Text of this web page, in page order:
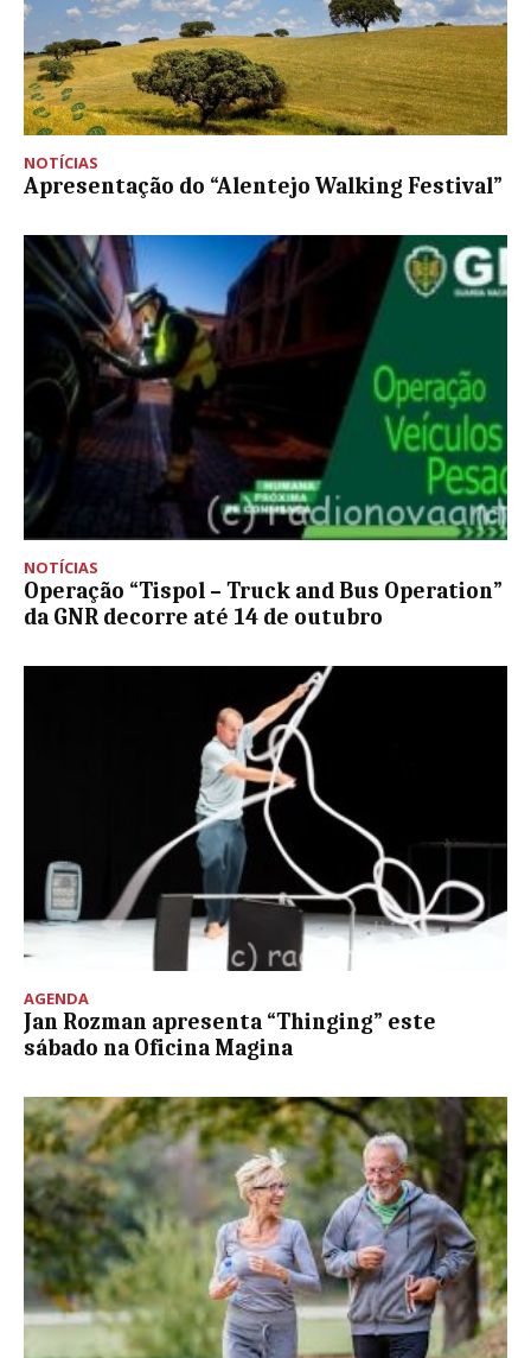
NOTÍCIAS
Apresentação do “Alentejo Walking Festival”
NOTÍCIAS
Operação “Tispol – Truck and Bus Operation”
da GNR decorre até 14 de outubro
AGENDA
Jan Rozman apresenta “Thinging” este
sábado na Oficina Magina